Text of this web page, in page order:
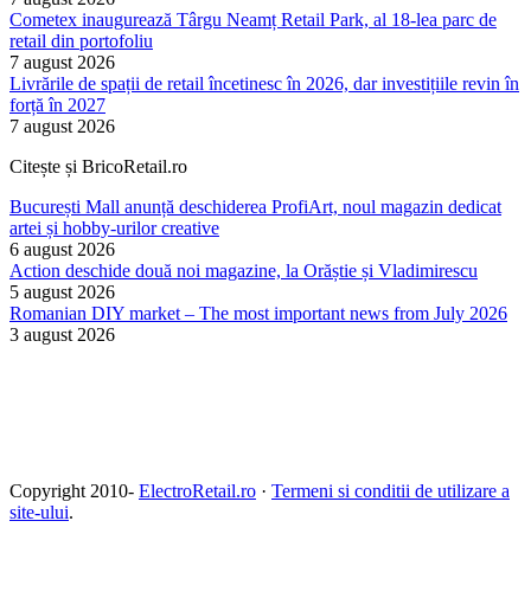
Cometex inaugurează Târgu Neamț Retail Park, al 18-lea parc de
retail din portofoliu
7 august 2026
Livrările de spații de retail încetinesc în 2026, dar investițiile revin în
forță în 2027
7 august 2026
Citește și BricoRetail.ro
București Mall anunță deschiderea ProfiArt, noul magazin dedicat
artei și hobby-urilor creative
6 august 2026
Action deschide două noi magazine, la Orăștie și Vladimirescu
5 august 2026
Romanian DIY market – The most important news from July 2026
3 august 2026
Copyright 2010- ElectroRetail.ro · Termeni si conditii de utilizare a
site-ului.